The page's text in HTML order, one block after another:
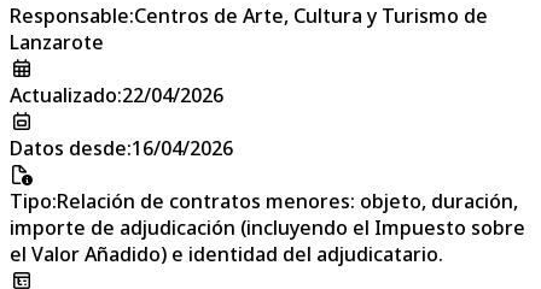
Responsable:Centros de Arte, Cultura y Turismo de
Lanzarote
Actualizado:22/04/2026
Datos desde:16/04/2026
Tipo:Relación de contratos menores: objeto, duración,
importe de adjudicación (incluyendo el Impuesto sobre
el Valor Añadido) e identidad del adjudicatario.